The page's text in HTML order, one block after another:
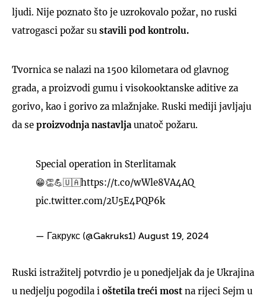
ljudi. Nije poznato što je uzrokovalo požar, no ruski
vatrogasci požar su stavili pod kontrolu.
Tvornica se nalazi na 1500 kilometara od glavnog
grada, a proizvodi gumu i visokooktanske aditive za
gorivo, kao i gorivo za mlažnjake. Ruski mediji javljaju
da se proizvodnja nastavlja unatoč požaru.
Special operation in Sterlitamak
😁👏💪🇺🇦https://t.co/wWle8VA4AQ
pic.twitter.com/2U5E4PQP6k
— Гакрукс (@Gakruks1) August 19, 2024
Ruski istražitelj potvrdio je u ponedjeljak da je Ukrajina
u nedjelju pogodila i oštetila treći most na rijeci Sejm u